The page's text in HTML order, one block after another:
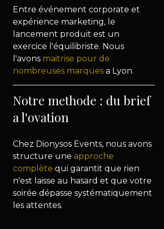
Entre événement corporate et
expérience marketing, le
lancement produit est un
exercice l'équilibriste. Nous
l'avons maitrise pour de
nombreuses marques a Lyon.
Notre methode : du brief
a l'ovation
Chez Dionysos Events, nous avons
structure une approche
complète qui garantit que rien
n'est laisse au hasard et que votre
soirée dépasse systématiquement
les attentes.